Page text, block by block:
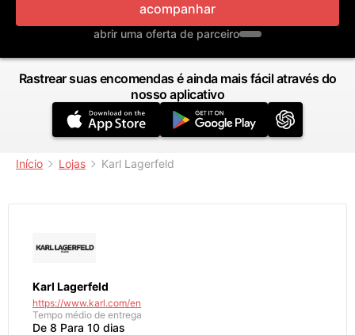
acompanhar
abrir uma oferta de parceiro
Rastrear suas encomendas é ainda mais fácil através do
nosso aplicativo
Início Lojas Karl Lagerfeld
Karl Lagerfeld
https://www.karl.com/en
Tempo médio de entrega
De 8 Para 10 dias